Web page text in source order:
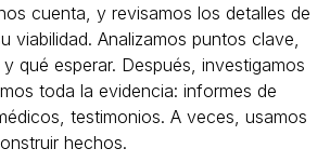
cuenta, y revisamos los detalles de
viabilidad. Analizamos puntos clave,
qué esperar. Después, investigamos
toda la evidencia: informes de
testimonios. A veces, usamos
hechos.